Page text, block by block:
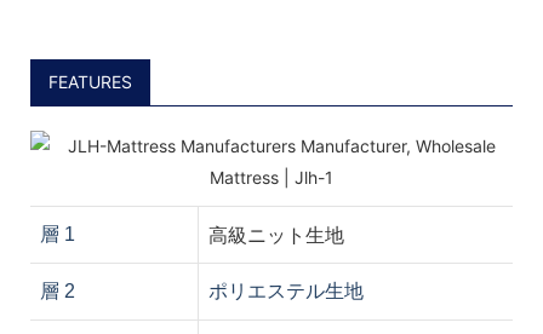
FEATURES
層 1 高級ニット生地
層 2 ポリエステル生地